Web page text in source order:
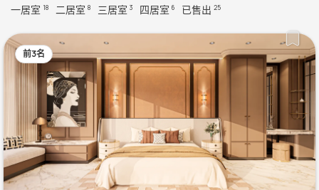
一居室 18 二居室 8 三居室 3 四居室 6 已售出 25
前3名